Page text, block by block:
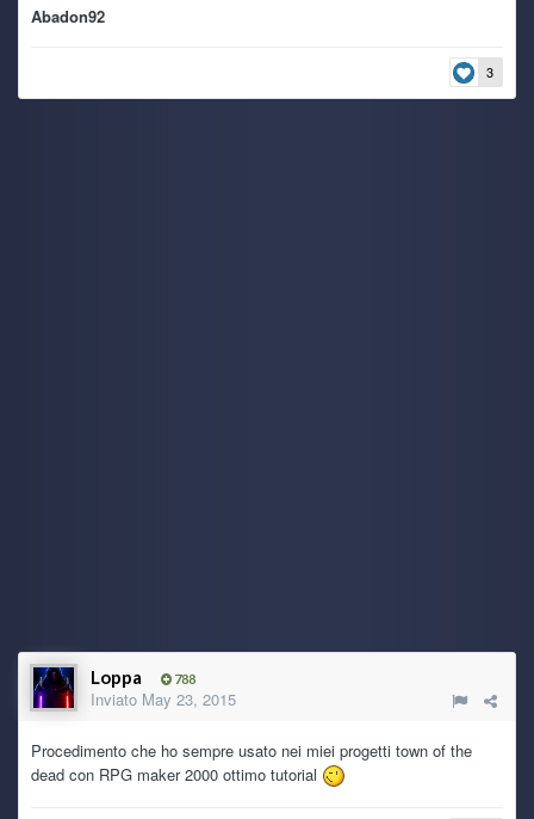
kaine
Abadon92
3
Loppa 788
Inviato May 23, 2015
Procedimento che ho sempre usato nei miei progetti town of the
dead con RPG maker 2000 ottimo tutorial